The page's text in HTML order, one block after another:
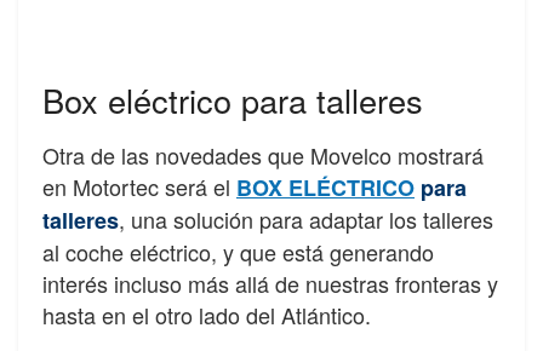
Box eléctrico para talleres
Otra de las novedades que Movelco mostrará
en Motortec será el BOX ELÉCTRICO para
talleres, una solución para adaptar los talleres
al coche eléctrico, y que está generando
interés incluso más allá de nuestras fronteras y
hasta en el otro lado del Atlántico.